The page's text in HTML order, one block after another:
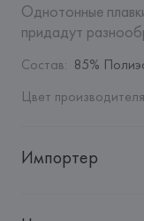
Однотонные
придадут
Состав: 85%
Цвет производителя
Импортер